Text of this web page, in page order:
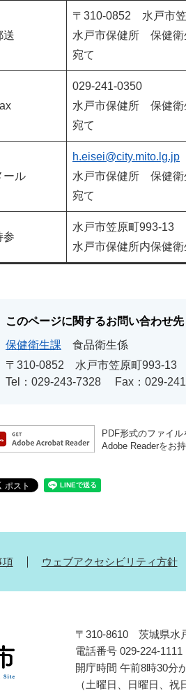
送
〒310-0852 水戸市
水戸市保健所 保健
宛て
029-241-0350
水戸市保健所 保健
宛て
ール
h.eisei@city.mito.lg.jp
水戸市保健所 保健
宛て
参
水戸市笠原町993-13
水戸市保健所内保健
このページに関するお問い合わせ先
保健衛生課
食品衛生係
〒310-0852
水戸市笠原町993-13
Tel：029-243-7328
Fax：029-
PDF形式のファイ
Adobe Readerをお
項 ウェブアクセシビリティ方針
〒310-8610 茨城県水
電話番号 029-224-1111
開庁時間 午前8時30分
（土曜日、日曜日、祝